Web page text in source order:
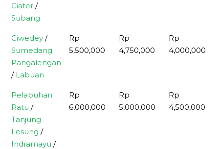
Ciater /
Subang
Ciwedey /
Sumedang
Pangalengan
/ Labuan
Rp
5,500,000
Rp
4,750,000
Rp
4,000,000
Pelabuhan
Ratu /
Tanjung
Lesung /
Indramayu /
Rp
6,000,000
Rp
5,000,000
Rp
4,500,000